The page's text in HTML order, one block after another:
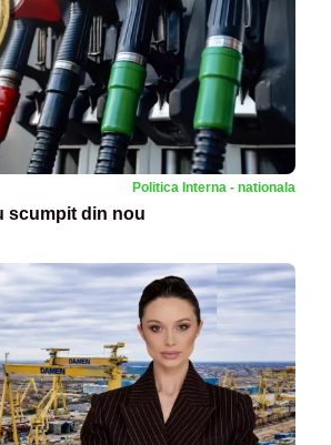
Politica Interna - nationala
scumpit din nou